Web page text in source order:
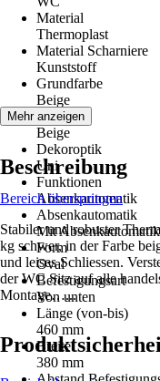
Material
Thermoplast
Material Scharniere
Kunststoff
Grundfarbe
Beige
Farbton
Beige
Dekoroptik
Uni
Funktionen
Absenkautomatik
Absenkautomatik
Mit Absenkautomatik
Form
Oval
Befestigungsart
Von unten
Länge (von-bis)
460 mm
Breite
380 mm
Mehr anzeigen
Beschreibung
Bereich überspringen
Stabiler und robuster
kg schwer, in der Farbe
und leises Schliessen.
der WC Sitz auf alle
Montage…...